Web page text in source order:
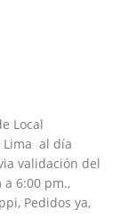
Local
Lima al día
validación del
a 6:00 pm.,
Pedidos ya,